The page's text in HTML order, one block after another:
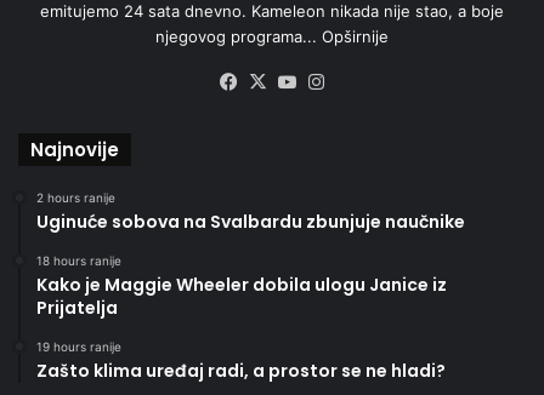
emitujemo 24 sata dnevno. Kameleon nikada nije stao, a boje
njegovog programa... Opširnije
Facebook
X YouTube
Najnovije
2 hours ranije
Uginuće sobova na Svalbardu zbunjuje naučnike
18 hours ranije
Kako je Maggie Wheeler dobila ulogu Janice iz
Prijatelja
19 hours ranije
Zašto klima uređaj radi, a prostor se ne hladi?